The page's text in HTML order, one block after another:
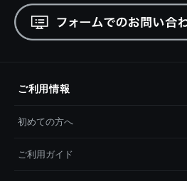
ご利用情報
初めての方へ
ご利用ガイド